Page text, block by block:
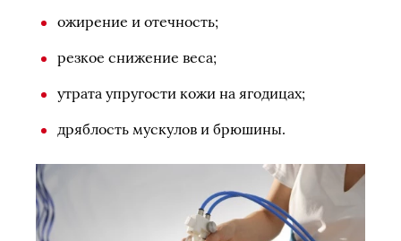
ожирение и отечность;
резкое снижение веса;
утрата упругости кожи на ягодицах;
дряблость мускулов и брюшины.